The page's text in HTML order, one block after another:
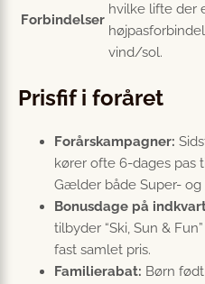
Forbindelser
hvilke lifte der
vind/sol.
Prisfif i foråret
Forårskampagner:
kører ofte 6-dages pas
Gælder både Super- og
Bonusdage på
tilbyder “Ski, Sun &
fast samlet pris.
Familierabat: Børn